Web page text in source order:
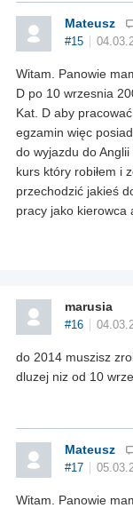
Mateusz
#15
Witam. Panowie
D po 10 wrzesnia
Kat. D aby
egzamin więc
do wyjazdu do
kurs który robiłem i
przechodzić jakieś
pracy jako kierowca
marusia
#16
do 2014 muszisz
dluzej niz od 10
Mateusz
#17
Witam. Panowie